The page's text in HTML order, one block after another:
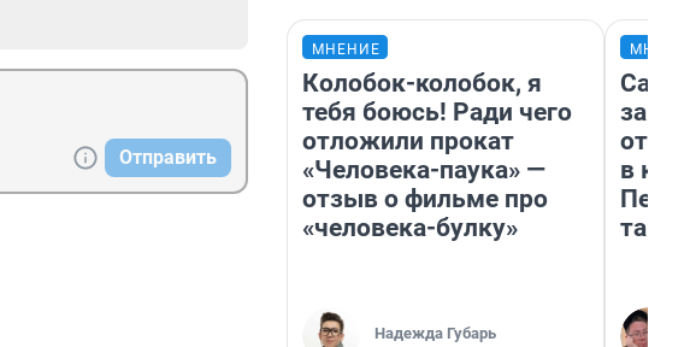
Отправить
МНЕНИЕ
Колобок-колобок, я
тебя боюсь! Ради чего
отложили прокат
«Человека-паука» —
отзыв о фильме про
«человека-булку»
Надежда Губарь
в
там